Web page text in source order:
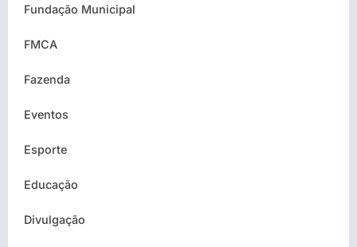
Fundação Municipal
FMCA
Fazenda
Eventos
Esporte
Educação
Divulgação